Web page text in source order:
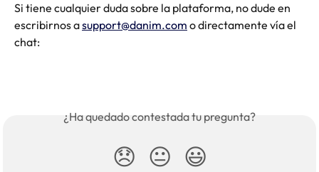
Si tiene cualquier duda sobre la plataforma, no dude en
escribirnos a support@danim.com o directamente vía el
chat:
¿Ha quedado contestada tu pregunta?
😞 😐 😃